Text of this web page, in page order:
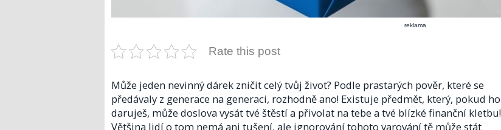
reklama
Rate this post
Může jeden nevinný dárek zničit celý tvůj život? Podle prastarých pověr, které se
předávaly z generace na generaci, rozhodně ano! Existuje předmět, který, pokud ho
daruješ, může doslova vysát tvé štěstí a přivolat na tebe a tvé blízké finanční kletbu!
Většina lidí o tom nemá ani tušení, ale ignorování tohoto varování tě může stát